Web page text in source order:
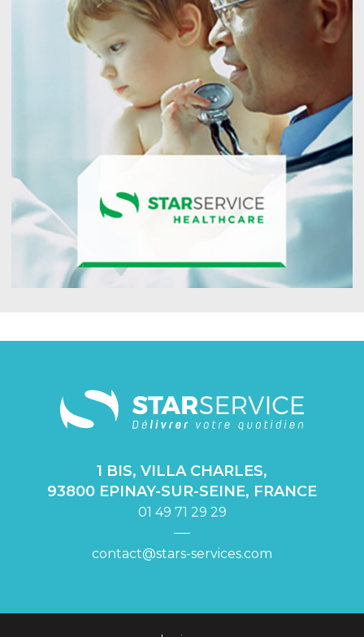
1 BIS, VILLA CHARLES,
93800 EPINAY-SUR-SEINE, FRANCE
01 49 71 29 29
contact@stars-services.com